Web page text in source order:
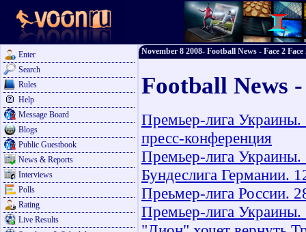
Enter
Search
Rules
Help
Message Board
Blogs
Public Guestbook
News & Reports
Interviews
Polls
Rating
Live Results
November 8 2008- Football News - Face 2
Football News
Премьер-лига
пресс-конференция
Премьер-лига
Бундеслига Германии.
Преьмер-лига России.
Премьер-лига